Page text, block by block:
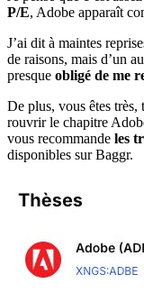
P/E, Adobe apparaît
J’ai dit à maintes
de raisons, mais d’un
presque obligé de me
De plus, vous êtes très,
rouvrir le chapitre
vous recommande les
disponibles sur Baggr.